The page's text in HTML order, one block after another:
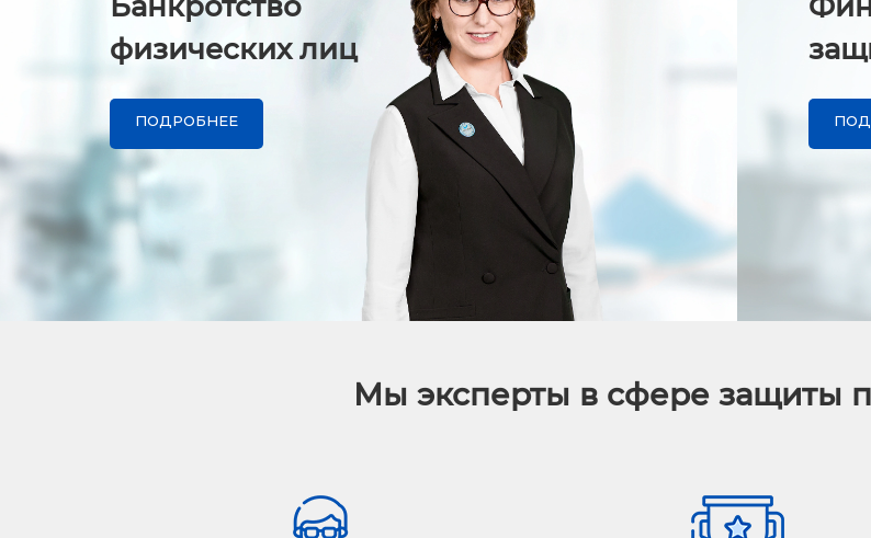
физических лиц
ПОДРОБНЕЕ
Мы эксперты в сфере защиты